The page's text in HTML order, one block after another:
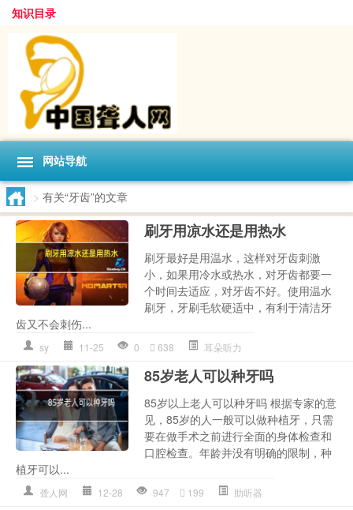
知识目录
网站导航
> 有关“牙齿”的文章
刷牙用凉水还是用热水
刷牙最好是用温水，这样对牙齿刺激
小，如果用冷水或热水，对牙齿都要一
个时间去适应，对牙齿不好。使用温水
刷牙，牙刷毛软硬适中，有利于清洁牙
齿又不会刺伤...
sy 11-25 0 638 耳朵听力
85岁老人可以种牙吗
85岁以上老人可以种牙吗 根据专家的意
见，85岁的人一般可以做种植牙，只需
要在做手术之前进行全面的身体检查和
口腔检查。年龄并没有明确的限制，种
植牙可以...
聋人网 12-28 947 199 助听器